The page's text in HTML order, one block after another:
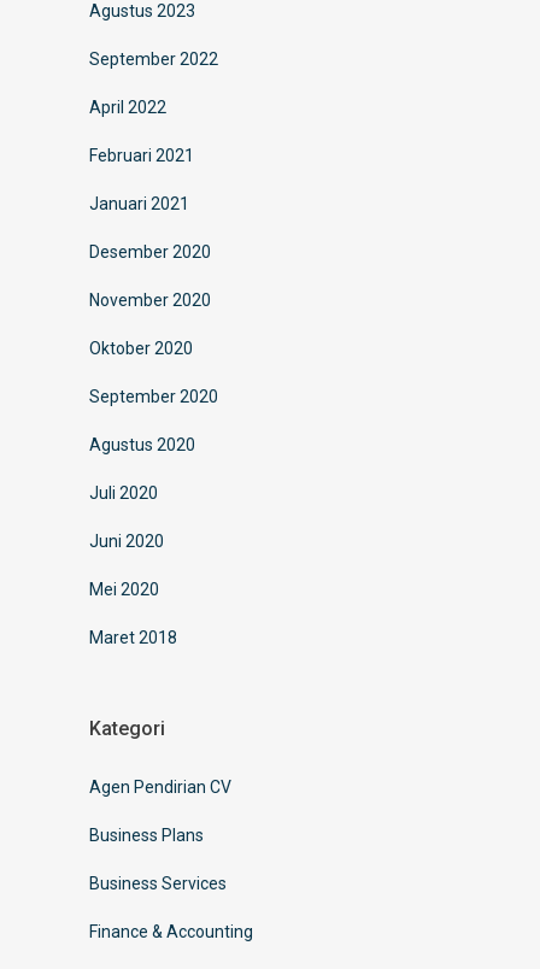
Agustus 2023
September 2022
April 2022
Februari 2021
Januari 2021
Desember 2020
November 2020
Oktober 2020
September 2020
Agustus 2020
Juli 2020
Juni 2020
Mei 2020
Maret 2018
Kategori
Agen Pendirian CV
Business Plans
Business Services
Finance & Accounting